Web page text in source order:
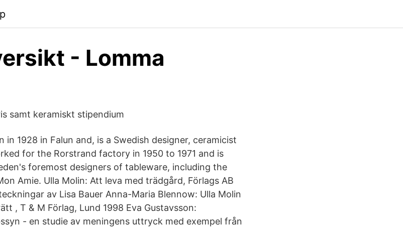
- Lomma
samt keramiskt stipendium
in 1928 in Falun and, is a Swedish designer, ceramicist
for the Rorstrand factory in 1950 to 1971 and is
foremost designers of tableware, including the
Amie. Ulla Molin: Att leva med trädgård, Förlags AB
av Lisa Bauer Anna-Maria Blennow: Ulla Molin
, T & M Förlag, Lund 1998 Eva Gustavsson:
- en studie av meningens uttryck med exempel från